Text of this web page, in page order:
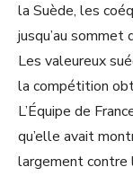
la Suède, les
jusqu’au
Les valeureux
la compétition
L’Équipe de
qu’elle avait
largement contre